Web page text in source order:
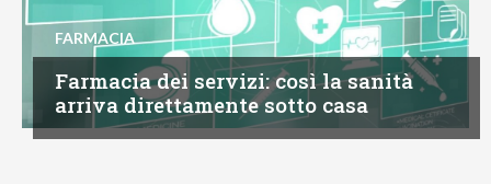
FARMACIA
Farmacia dei servizi: così la sanità
arriva direttamente sotto casa